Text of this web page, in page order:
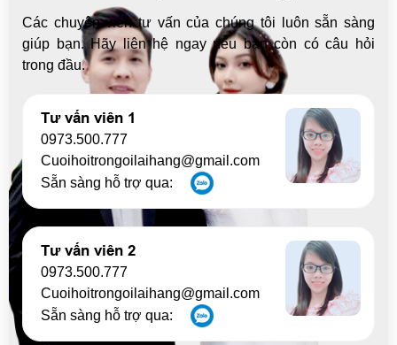
Các chuyên viên tư vấn của chúng tôi luôn sẵn sàng
giúp bạn. Hãy liên hệ ngay nếu bạn còn có câu hỏi
trong đầu.
Tư vấn viên 1
0973.500.777
Cuoihoitrongoilaihang@gmail.com
Sẵn sàng hỗ trợ qua:
Tư vấn viên 2
0973.500.777
Cuoihoitrongoilaihang@gmail.com
Sẵn sàng hỗ trợ qua: